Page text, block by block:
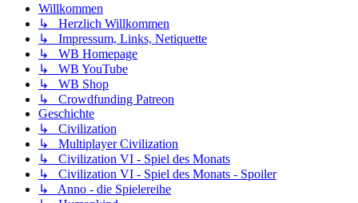
Willkommen
↳ Herzlich Willkommen
↳ Impressum, Links, Netiquette
↳ WB Homepage
↳ WB YouTube
↳ WB Shop
↳ Crowdfunding Patreon
Geschichte
↳ Civilization
↳ Multiplayer Civilization
↳ Civilization VI - Spiel des Monats
↳ Civilization VI - Spiel des Monats - Spoiler
↳ Anno - die Spielereihe